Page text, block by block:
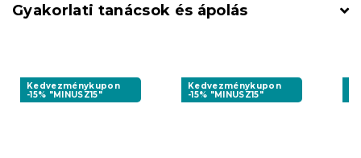
Gyakorlati tanácsok és ápolás
Kedvezménykupon
-15% "MINUSZ15"
Kedvezménykupon
-15% "MINUSZ15"